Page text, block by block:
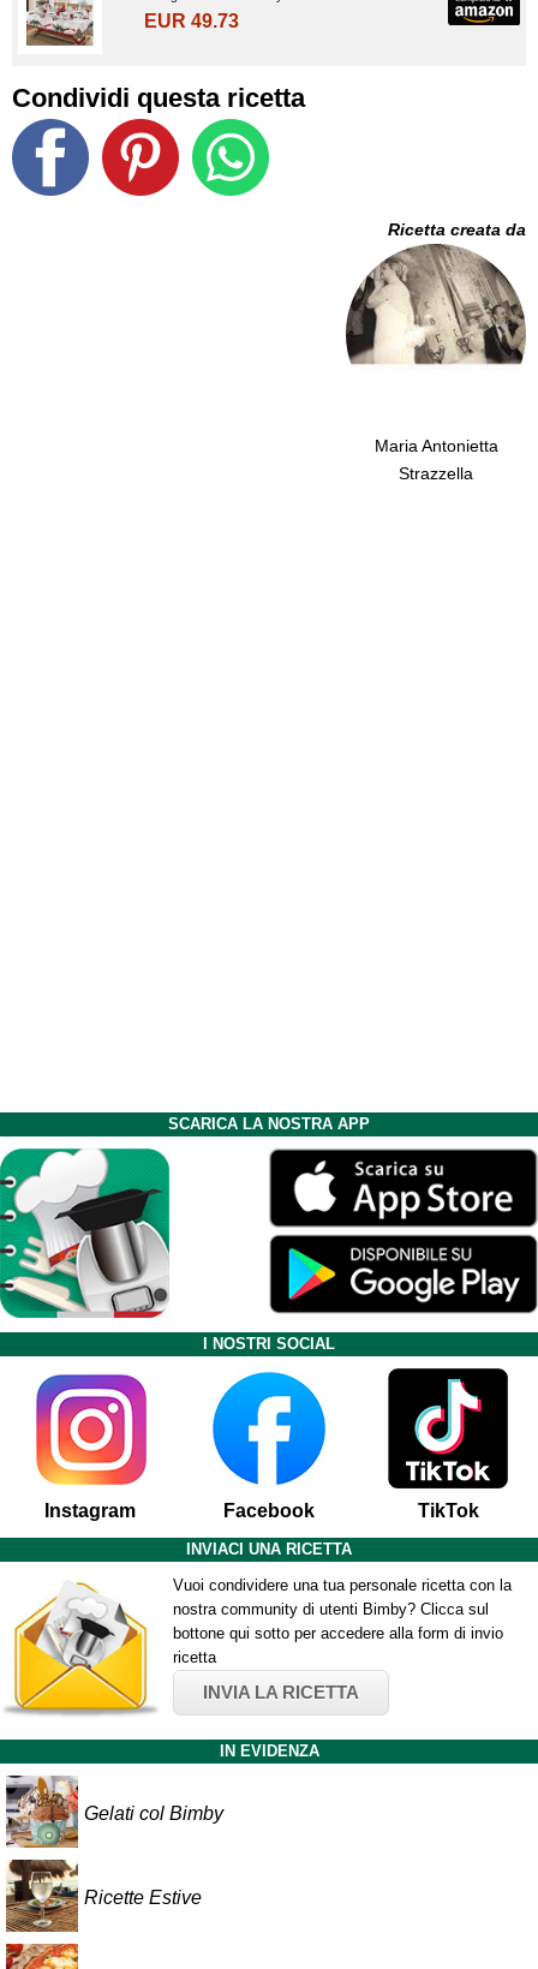
EUR 49.73
Condividi questa ricetta
Ricetta creata da
Maria Antonietta
Strazzella
SCARICA LA NOSTRA APP
I NOSTRI SOCIAL
Instagram Facebook TikTok
INVIACI UNA RICETTA
Vuoi condividere una tua personale ricetta con la
nostra community di utenti Bimby? Clicca sul
bottone qui sotto per accedere alla form di invio
ricetta
INVIA LA RICETTA
IN EVIDENZA
Gelati col Bimby
Ricette Estive